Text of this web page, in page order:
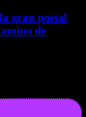
gran postal
de